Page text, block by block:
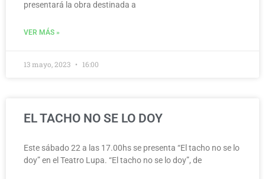
presentará la obra destinada a
VER MÁS »
13 mayo, 2023 16:00
EL TACHO NO SE LO DOY
Este sábado 22 a las 17.00hs se presenta “El tacho no se lo
doy” en el Teatro Lupa. “El tacho no se lo doy”, de